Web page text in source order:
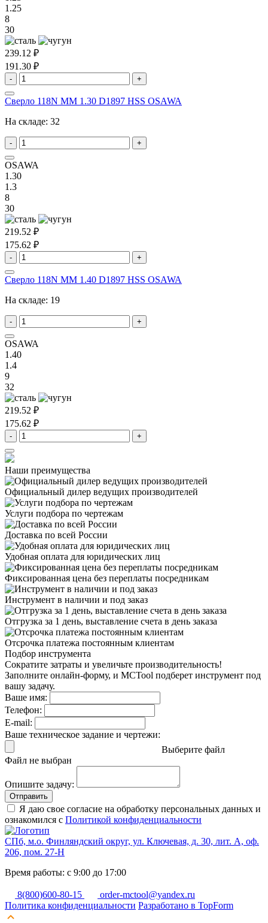
1.25
8
30
239.12 ₽
191.30 ₽
- +
Сверло 118N MM 1.30 D1897 HSS OSAWA
На складе: 32
- +
OSAWA
1.30
1.3
8
30
219.52 ₽
175.62 ₽
- +
Сверло 118N MM 1.40 D1897 HSS OSAWA
На складе: 19
- +
OSAWA
1.40
1.4
9
32
219.52 ₽
175.62 ₽
- +
Наши преимущества
Официальный дилер ведущих производителей
Услуги подбора по чертежам
Доставка по всей России
Удобная оплата для юридических лиц
Фиксированная цена без переплаты посредникам
Инструмент в наличии и под заказ
Отгрузка за 1 день, выставление счета в день заказа
Отсрочка платежа постоянным клиентам
Подбор инструмента
Сократите затраты и увеличьте производительность!
Заполните онлайн-форму, и MCTool подберет инструмент под
вашу задачу.
Ваше имя:
Телефон:
E-mail:
Ваше техническое задание и чертежи:
Выберите файл
Файл не выбран
Опишите задачу:
Отправить
Я даю свое согласие на обработку персональных данных и
ознакомился с Политикой конфиденциальности
СПб, м.о. Финляндский округ, ул. Ключевая, д. 30, лит. А, оф.
206, пом. 27-Н
Время работы: с 9:00 до 17:00
8(800)600-80-15
order-mctool@yandex.ru
Политика конфиденциальности Разработано в TopForm